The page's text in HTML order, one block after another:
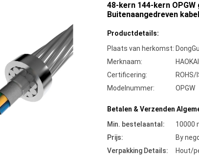
48-kern 144-kern
Buitenaangedreven
Productdetails:
Plaats van herkomst:
Merknaam:
HAOKAI
Certificering:
ROHS/
Modelnummer:
OPGW
Betalen & Verzenden
Min. bestelaantal:
10000
Prijs:
By
Verpakking Details:
Hout/